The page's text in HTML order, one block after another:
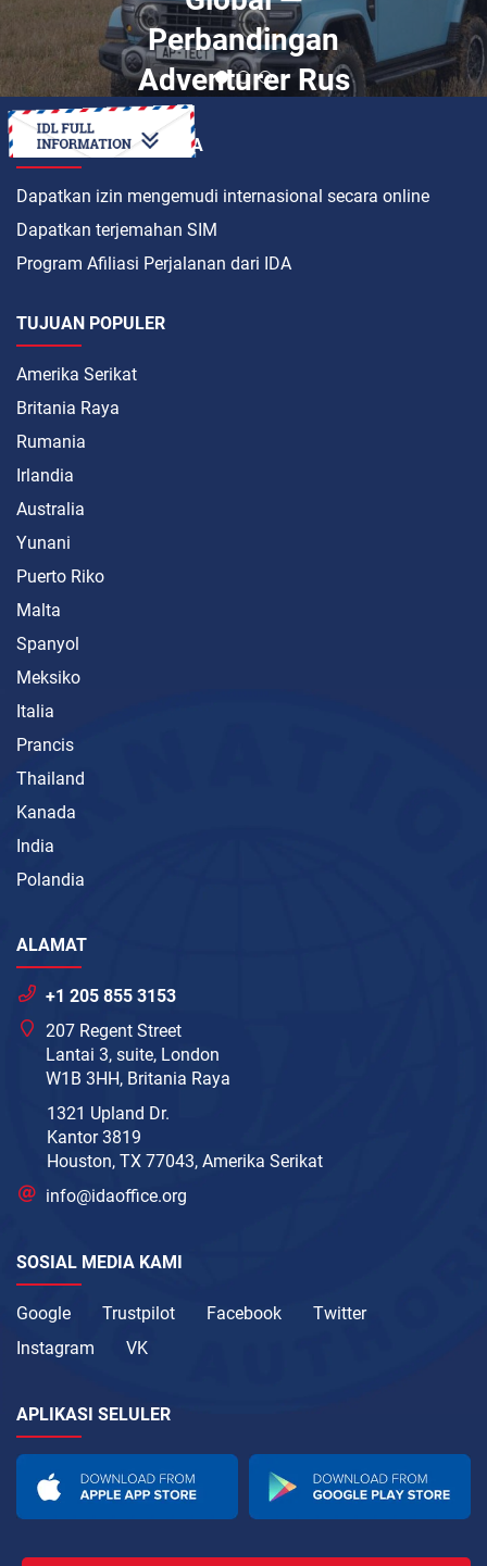
di Armenia
BAGAIMANA CARANYA
Dapatkan izin mengemudi internasional secara online
Dapatkan terjemahan SIM
Program Afiliasi Perjalanan dari IDA
TUJUAN POPULER
Amerika Serikat
Britania Raya
Rumania
Irlandia
Australia
Yunani
Puerto Riko
Malta
Spanyol
Meksiko
Italia
Prancis
Thailand
Kanada
India
Polandia
ALAMAT
+1 205 855 3153
207 Regent Street
Lantai 3, suite, London
W1B 3HH, Britania Raya
1321 Upland Dr.
Kantor 3819
Houston, TX 77043, Amerika Serikat
info@idaoffice.org
SOSIAL MEDIA KAMI
Google Trustpilot Facebook
Twitter
Instagram
VK
APLIKASI SELULER